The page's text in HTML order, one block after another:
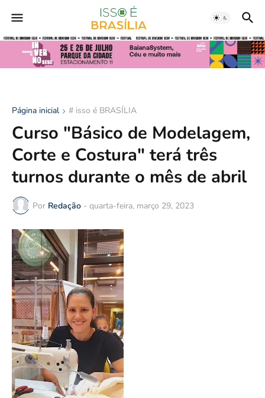
Página inicial # isso é BRASÍLIA
Curso "Básico de Modelagem,
Corte e Costura" terá três
turnos durante o mês de abril
Por Redação - quarta-feira, março 29, 2023